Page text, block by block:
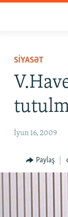
SIYASƏT
İyun 16, 2009
Paylaş